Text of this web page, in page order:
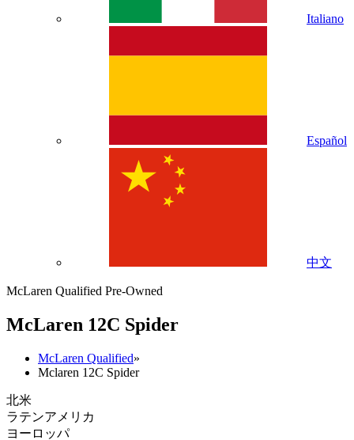
Italiano
Español
中文
McLaren Qualified Pre-Owned
McLaren 12C Spider
McLaren Qualified»
Mclaren 12C Spider
北米
ラテンアメリカ
ヨーロッパ